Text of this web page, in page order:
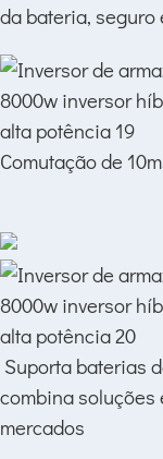
da bateria, seguro
Comutação de
Suporta baterias
combina soluções
mercados